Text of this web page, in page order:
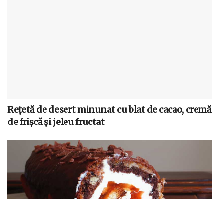
Rețetă de desert minunat cu blat de cacao, cremă
de frișcă și jeleu fructat